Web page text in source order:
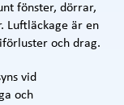
fönster, dörrar,
Luftläckage är en
och drag.
vid
och